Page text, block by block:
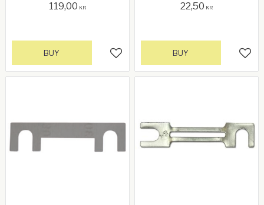
119,00 KR
Add to favorites
BUY
22,50 KR
BUY